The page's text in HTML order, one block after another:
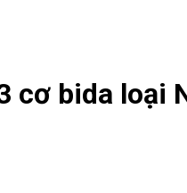
cơ bida loại